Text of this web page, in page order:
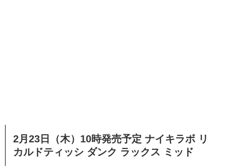
2月23日（木）10時発売予定 ナイキラボ リ
カルドティッシ ダンク ラックス ミッド